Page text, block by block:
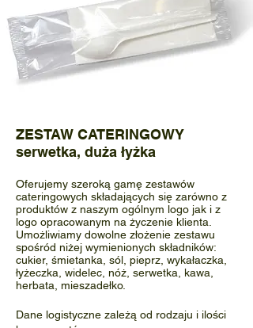
ZESTAW CATERINGOWY
serwetka, duża łyżka
Oferujemy szeroką gamę zestawów
cateringowych składających się zarówno z
produktów z naszym ogólnym logo jak i z
logo opracowanym na życzenie klienta.
Umożliwiamy dowolne złożenie zestawu
spośród niżej wymienionych składników:
cukier, śmietanka, sól, pieprz, wykałaczka,
łyżeczka, widelec, nóż, serwetka, kawa,
herbata, mieszadełko.
Dane logistyczne zależą od rodzaju i ilości